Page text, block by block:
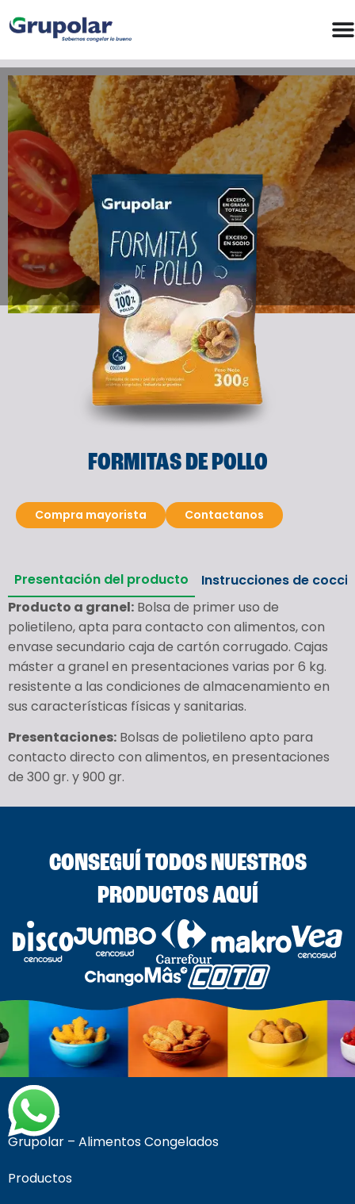
FORMITAS DE POLLO
Compra mayorista Contactanos
Presentación del producto
Instrucciones de
Producto a granel: Bolsa de primer uso de
polietileno, apta para contacto con alimentos, con
envase secundario caja de cartón corrugado. Cajas
máster a granel en presentaciones varias por 6 kg.
resistente a las condiciones de almacenamiento en
sus características físicas y sanitarias.
Presentaciones: Bolsas de polietileno apto para
contacto directo con alimentos, en presentaciones
de 300 gr. y 900 gr.
CONSEGUÍ TODOS NUESTROS
PRODUCTOS AQUÍ
Páginas
Grupolar – Alimentos Congelados
Productos